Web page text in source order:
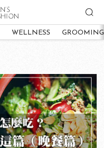
WELLNESS GROOMING